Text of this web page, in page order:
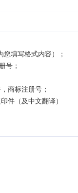
填写格式内容）；
号；
商标注册号；
件（及中文翻译）